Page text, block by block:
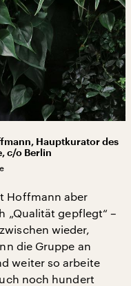
Hauptkurator des
c/o Berlin
Hoffmann aber
„Qualität gepflegt“ –
wieder,
die Gruppe an
weiter so arbeite
noch hundert